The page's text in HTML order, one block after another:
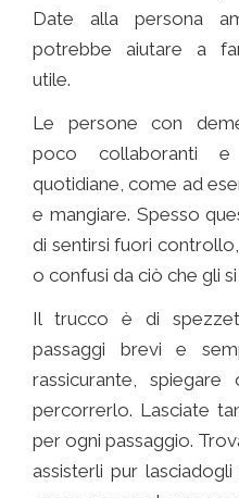
Date alla persona
potrebbe aiutare a
utile.
Le persone con
poco collaboranti
quotidiane, come ad
e mangiare. Spesso
di sentirsi fuori
o confusi da ciò che gli
Il trucco è di
passaggi brevi e
rassicurante,
percorrerlo. Lasciate
per ogni passaggio.
assisterli pur